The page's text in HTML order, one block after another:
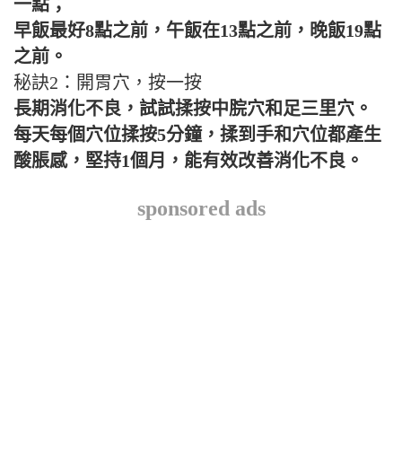
一點；
早飯最好8點之前，午飯在13點之前，晚飯19點
之前。
秘訣2：開胃穴，按一按
長期消化不良，試試揉按中脘穴和足三里穴。
每天每個穴位揉按5分鐘，揉到手和穴位都產生
酸脹感，堅持1個月，能有效改善消化不良。
sponsored ads